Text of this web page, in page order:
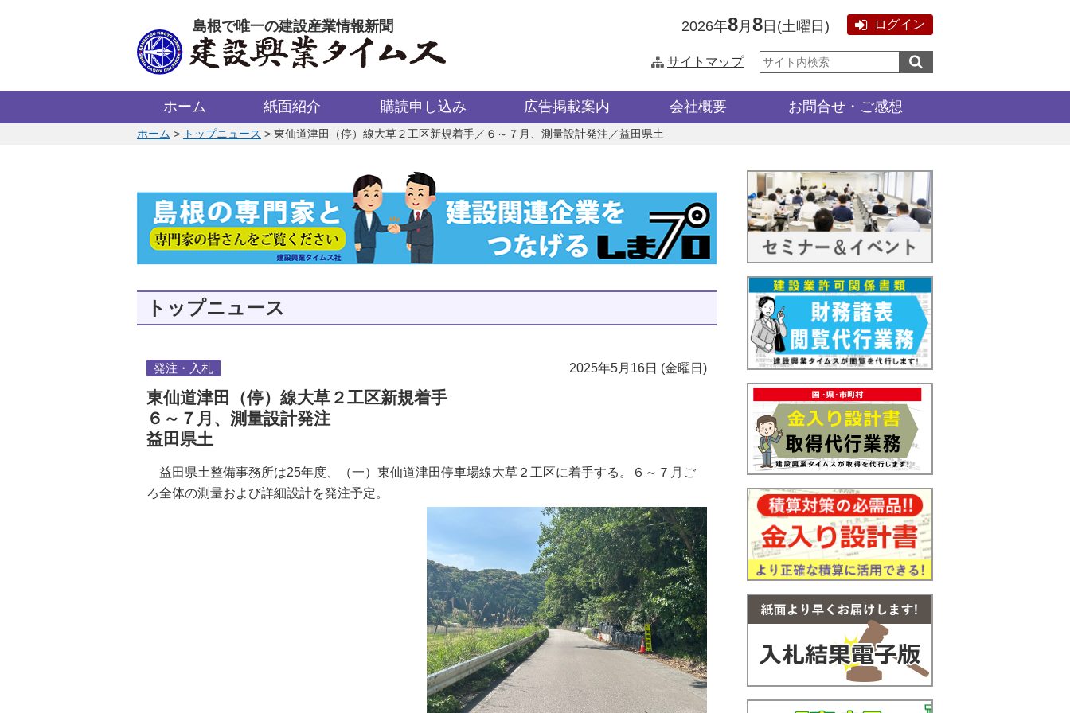
島根で唯一の建設産業情報新聞 2026年8月 8 日 (土曜日 ) ログイン
サイトマップ
サ
イ
内
ホーム 紙面紹介 購読申し込み 広告掲載案内 会社概要 お問合せ・ご感想
このページの位置:
ホーム > トップニュース > 東仙道津田（停）線大草２工区新規着手／６～７月、測量設計発注／益田県土
トップニュース
2025年5月16日 (金曜日)
発注・入札
東仙道津田（停）線大草２工区新規着手
６～７月、測量設計発注
益田県土
益田県土整備事務所は25年度、（一）東仙道津田停車場線大草２工区に着手する。６～７月ご
ろ全体の測量および詳細設計を発注予定。